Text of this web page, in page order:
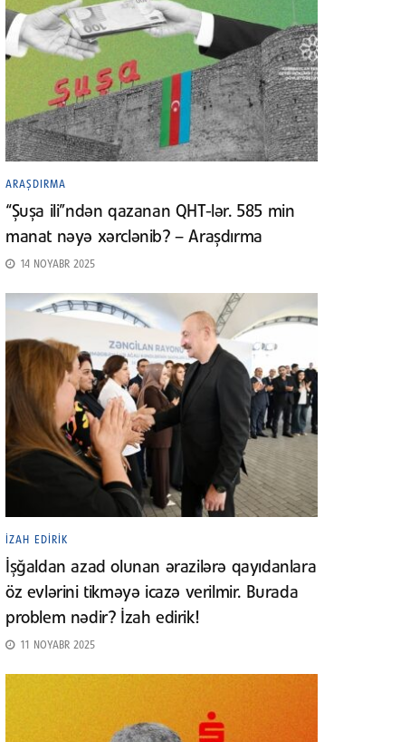
ARAŞDIRMA
“Şuşa ili”ndən qazanan QHT-lər. 585 min
manat nəyə xərclənib? – Araşdırma
14 NOYABR 2025
İZAH EDIRIK
İşğaldan azad olunan ərazilərə qayıdanlara
öz evlərini tikməyə icazə verilmir. Burada
problem nədir? İzah edirik!
11 NOYABR 2025